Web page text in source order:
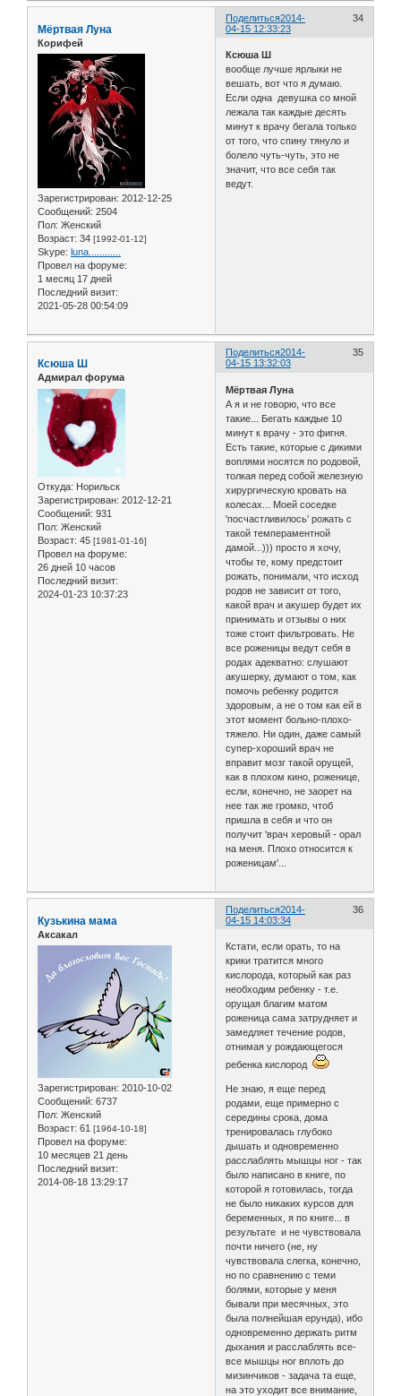
Поделиться 34
2014-
04-15 12:33:23
Мёртвая Луна
Корифей
Зарегистрирован: 2012-12-25
Сообщений: 2504
Пол: Женский
Возраст: 34 [1992-01-12]
Skype: luna............
Провел на форуме:
1 месяц 17 дней
Последний визит:
2021-05-28 00:54:09
Ксюша Ш
вообще лучше ярлыки не
вешать, вот что я думаю.
Если одна девушка со мной
лежала так каждые десять
минут к врачу бегала только
от того, что спину тянуло и
болело чуть-чуть, это не
значит, что все себя так
ведут.
Поделиться 35
2014-
04-15 13:32:03
Ксюша Ш
Адмирал форума
Откуда: Норильск
Зарегистрирован: 2012-12-21
Сообщений: 931
Пол: Женский
Возраст: 45 [1981-01-16]
Провел на форуме:
26 дней 10 часов
Последний визит:
2024-01-23 10:37:23
Мёртвая Луна
А я и не говорю, что все
такие... Бегать каждые 10
минут к врачу - это фигня.
Есть такие, которые с дикими
воплями носятся по родовой,
толкая перед собой железную
хирургическую кровать на
колесах... Моей соседке
'посчастливилось' рожать с
такой темпераментной
дамой...))) просто я хочу,
чтобы те, кому предстоит
рожать, понимали, что исход
родов не зависит от того,
какой врач и акушер будет их
принимать и отзывы о них
тоже стоит фильтровать. Не
все роженицы ведут себя в
родах адекватно: слушают
акушерку, думают о том, как
помочь ребенку родится
здоровым, а не о том как ей в
этот момент больно-плохо-
тяжело. Ни один, даже самый
супер-хороший врач не
вправит мозг такой орущей,
как в плохом кино, роженице,
если, конечно, не заорет на
нее так же громко, чтоб
пришла в себя и что он
получит 'врач херовый - орал
на меня. Плохо относится к
роженицам'...
Поделиться 36
2014-
04-15 14:03:34
Кузькина мама
Аксакал
Зарегистрирован: 2010-10-02
Сообщений: 6737
Пол: Женский
Возраст: 61 [1964-10-18]
Провел на форуме:
10 месяцев 21 день
Последний визит:
2014-08-18 13:29:17
Кстати, если орать, то на
крики тратится много
кислорода, который как раз
необходим ребенку - т.е.
орущая благим матом
роженица сама затрудняет и
замедляет течение родов,
отнимая у рождающегося
ребенка кислород
Не знаю, я еще перед
родами, еще примерно с
середины срока, дома
тренировалась глубоко
дышать и одновременно
расслаблять мышцы ног - так
было написано в книге, по
которой я готовилась, тогда
не было никаких курсов для
беременных, я по книге... в
результате и не чувствовала
почти ничего (не, ну
чувствовала слегка, конечно,
но по сравнению с теми
болями, которые у меня
бывали при месячных, это
была полнейшая ерунда), ибо
одновременно держать ритм
дыхания и расслаблять все-
все мышцы ног вплоть до
мизинчиков - задача та еще,
на это уходит все внимание,